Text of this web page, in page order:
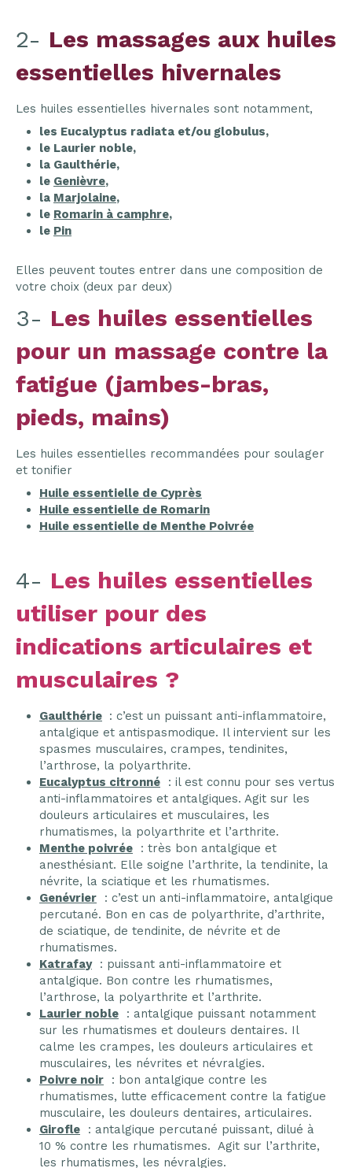
2- Les massages aux huiles
essentielles hivernales
Les huiles essentielles hivernales sont notamment,
les Eucalyptus radiata et/ou globulus,
le Laurier noble,
la Gaulthérie,
le Genièvre,
la Marjolaine,
le Romarin à camphre,
le Pin
Elles peuvent toutes entrer dans une composition de
votre choix (deux par deux)
3- Les huiles essentielles
pour un massage contre la
fatigue (jambes-bras,
pieds, mains)
Les huiles essentielles recommandées pour soulager
et tonifier
Huile essentielle de Cyprès
Huile essentielle de Romarin
Huile essentielle de Menthe Poivrée
4- Les huiles essentielles
utiliser pour des
indications articulaires et
musculaires ?
Gaulthérie : c’est un puissant anti-inflammatoire,
antalgique et antispasmodique. Il intervient sur les
spasmes musculaires, crampes, tendinites,
l’arthrose, la polyarthrite.
Eucalyptus citronné : il est connu pour ses vertus
anti-inflammatoires et antalgiques. Agit sur les
douleurs articulaires et musculaires, les
rhumatismes, la polyarthrite et l’arthrite.
Menthe poivrée : très bon antalgique et
anesthésiant. Elle soigne l’arthrite, la tendinite, la
névrite, la sciatique et les rhumatismes.
Genévrier : c’est un anti-inflammatoire, antalgique
percutané. Bon en cas de polyarthrite, d’arthrite,
de sciatique, de tendinite, de névrite et de
rhumatismes.
Katrafay: puissant anti-inflammatoire et
antalgique. Bon contre les rhumatismes,
l’arthrose, la polyarthrite et l’arthrite.
Laurier noble : antalgique puissant notamment
sur les rhumatismes et douleurs dentaires. Il
calme les crampes, les douleurs articulaires et
musculaires, les névrites et névralgies.
Poivre noir : bon antalgique contre les
rhumatismes, lutte efficacement contre la fatigue
musculaire, les douleurs dentaires, articulaires.
Girofle : antalgique percutané puissant, dilué à
10 % contre les rhumatismes. Agit sur l’arthrite,
les rhumatismes, les névralgies.